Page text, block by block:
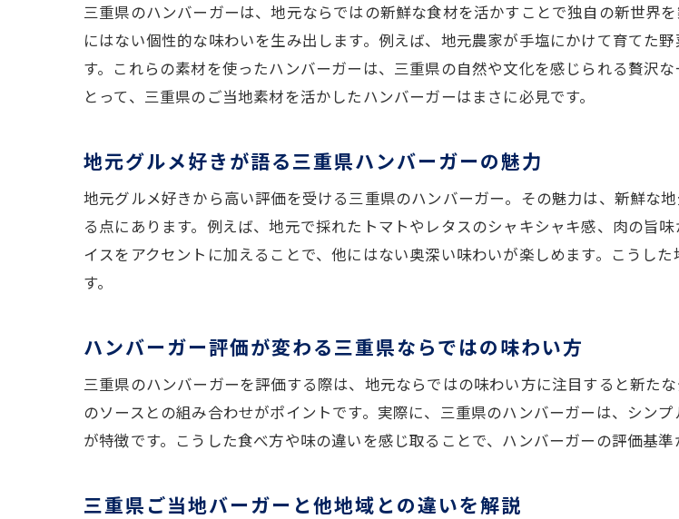
三重県グルメ旅におすすめのハ
地元食材×ハンバーガーで三重県
三重県産食材が光るハンバーガー
三重県産食材が引き出すハンバー
ハンバーガーと地元野菜の相性が
三重県ご当地バーガーに見る食
地元肉とハンバーガーの絶妙なバ
三重県のハンバーガー評価で注目すべ
ご当地バーガー選びで重視した
三重県産食材で評価が高まるハ
食べ比べで実感する三重県ハンバ
三重県のハンバーガーは、地元ならではの新鮮な食材を活かすことで独自の新世界
にはない個性的な味わいを生み出します。例えば、地元農家が手塩にかけて育てた
す。これらの素材を使ったハンバーガーは、三重県の自然や文化を感じられる贅沢
とって、三重県のご当地素材を活かしたハンバーガーはまさに必見です。
地元グルメ好きが語る三重県ハンバーガーの魅力
地元グルメ好きから高い評価を受ける三重県のハンバーガー。その魅力は、新鮮な
る点にあります。例えば、地元で採れたトマトやレタスのシャキシャキ感、肉の旨
イスをアクセントに加えることで、他にはない奥深い味わいが楽しめます。こうし
す。
ハンバーガー評価が変わる三重県ならではの味わい方
三重県のハンバーガーを評価する際は、地元ならではの味わい方に注目すると新た
のソースとの組み合わせがポイントです。実際に、三重県のハンバーガーは、シン
が特徴です。こうした食べ方や味の違いを感じ取ることで、ハンバーガーの評価基準
三重県ご当地バーガーと他地域との違いを解説